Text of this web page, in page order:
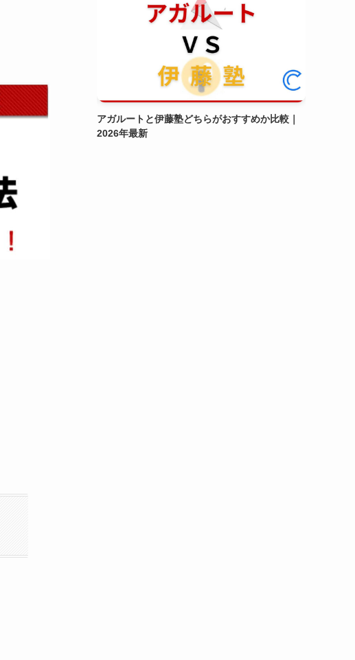
アガルートと伊藤塾どちらがおすすめか比較｜
2026年最新